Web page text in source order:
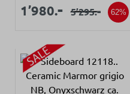
Verkaufspreis:
Verkaufspreis:
1’980.- Regulärer Preis:
5’295.- 62%